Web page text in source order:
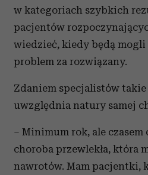
w kategoriach szybkich
pacjentów
wiedzieć, kiedy będą
problem za rozwiązany.
Zdaniem specjalistów
uwzględnia natury samej
– Minimum rok, ale czasem
choroba przewlekła, która
nawrotów. Mam pacjentki,